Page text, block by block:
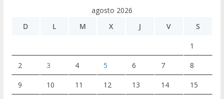
agosto 2026
D
L M X J V S
1
2 3 4 5 6 7 8
9 10 11 12 13 14 15